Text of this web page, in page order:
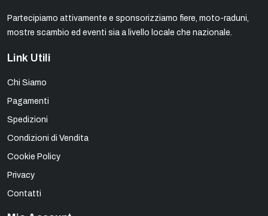
Partecipiamo attivamente e sponsorizziamo fiere, moto-raduni,
mostre scambio ed eventi sia a livello locale che nazionale.
Link Utili
Chi Siamo
Pagamenti
Spedizioni
Condizioni di Vendita
Cookie Policy
Privacy
Contatti